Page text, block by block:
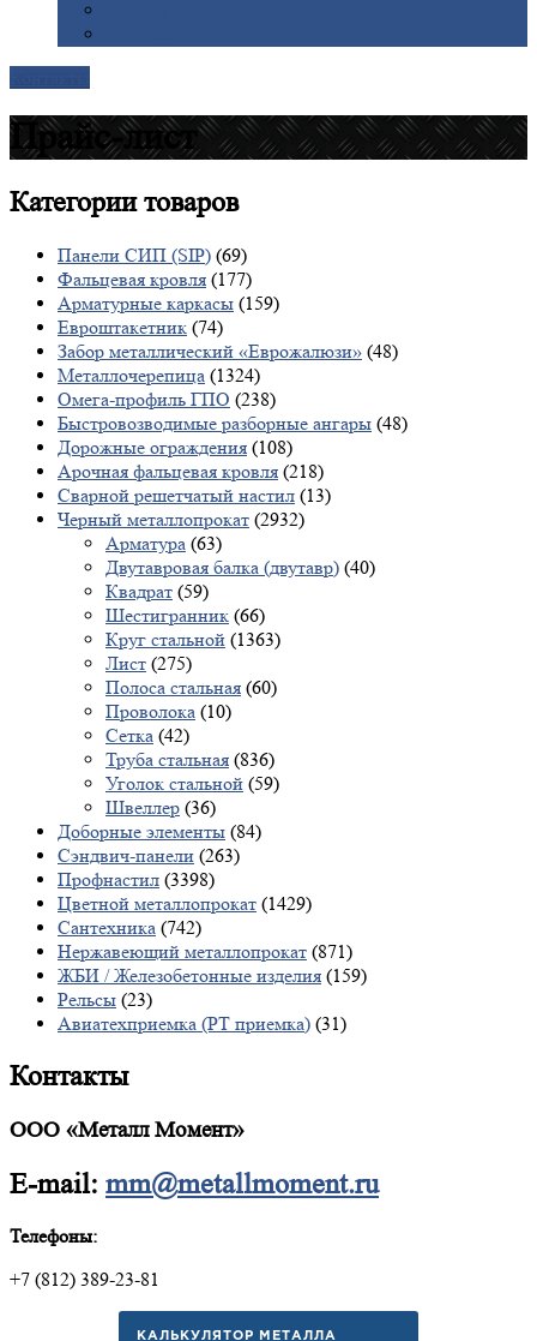
Прайс-лист
Категориитоваров
Панели СИП (SIP) (69)
Фальцевая кровля (177)
Арматурные каркасы (159)
Евроштакетник (74)
Забор металлический «Еврожалюзи» (48)
Металлочерепица (1324)
Омега-профиль ГПО (238)
Быстровозводимые разборные ангары (48)
Дорожные ограждения (108)
Арочная фальцевая кровля (218)
Сварной решетчатый настил (13)
Черный металлопрокат (2932)
Арматура (63)
Двутавровая балка (двутавр) (40)
Квадрат (59)
Шестигранник (66)
Круг стальной (1363)
Лист (275)
Полоса стальная (60)
Проволока (10)
Сетка (42)
Труба стальная (836)
Уголок стальной (59)
Швеллер (36)
Доборные элементы (84)
Сэндвич-панели (263)
Профнастил (3398)
Цветной металлопрокат (1429)
Сантехника (742)
Нержавеющий металлопрокат (871)
ЖБИ / Железобетонные изделия (159)
Рельсы (23)
Авиатехприемка (РТ приемка) (31)
Контакты
ООО «Металл Момент»
E-mail: mm@metallmoment.ru
Телефоны:
+7 (812) 389-23-81